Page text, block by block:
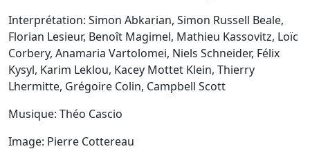
Interprétation: Simon Abkarian, Simon Russell Beale,
Florian Lesieur, Benoît Magimel, Mathieu Kassovitz, Loïc
Corbery, Anamaria Vartolomei, Niels Schneider, Félix
Kysyl, Karim Leklou, Kacey Mottet Klein, Thierry
Lhermitte, Grégoire Colin, Campbell Scott
Musique: Théo Cascio
Image: Pierre Cottereau